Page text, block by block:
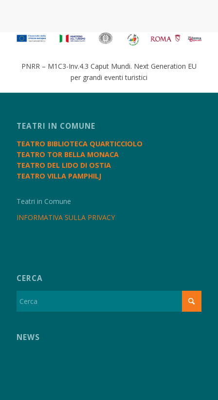
PNRR – M1C3-Inv.4.3 Caput Mundi. Next Generation EU
per grandi eventi turistici
TEATRI IN COMUNE
TEATRO BIBLIOTECA QUARTICCIOLO
TEATRO TOR BELLA MONACA
TEATRO DEL LIDO DI OSTIA
TEATRO VILLA PAMPHILJ
Teatri in Comune
INFORMATIVA SULLA PRIVACY
CERCA
NEWS